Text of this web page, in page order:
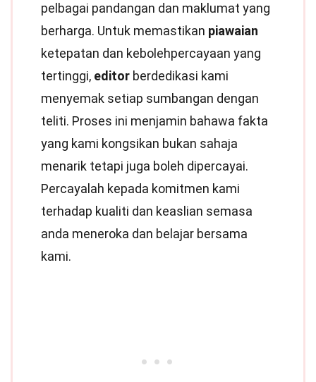
pelbagai pandangan dan maklumat yang
berharga. Untuk memastikan piawaian
ketepatan dan kebolehpercayaan yang
tertinggi, editor berdedikasi kami
menyemak setiap sumbangan dengan
teliti. Proses ini menjamin bahawa fakta
yang kami kongsikan bukan sahaja
menarik tetapi juga boleh dipercayai.
Percayalah kepada komitmen kami
terhadap kualiti dan keaslian semasa
anda meneroka dan belajar bersama
kami.